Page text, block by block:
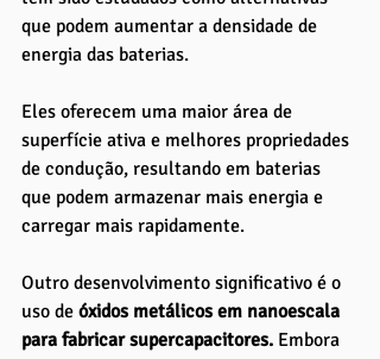
que podem aumentar a densidade de
energia das baterias.
Eles oferecem uma maior área de
superfície ativa e melhores propriedades
de condução, resultando em baterias
que podem armazenar mais energia e
carregar mais rapidamente.
Outro desenvolvimento significativo é o
uso de óxidos metálicos em nanoescala
para fabricar supercapacitores. Embora